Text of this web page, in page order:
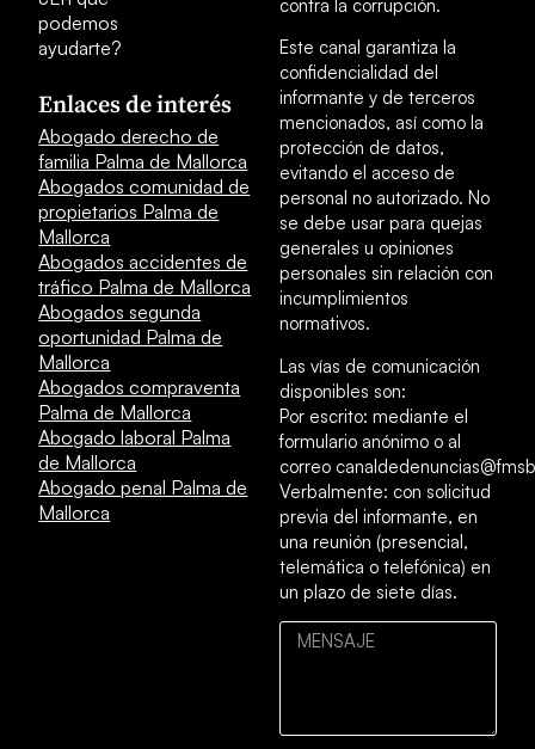
podemos
ayudarte?
Enlaces de interés
Abogado derecho de
familia Palma de Mallorca
Abogados comunidad de
propietarios Palma de
Mallorca
Abogados accidentes de
tráfico Palma de Mallorca
Abogados segunda
oportunidad Palma de
Mallorca
Abogados compraventa
Palma de Mallorca
Abogado laboral Palma
de Mallorca
Abogado penal Palma de
Mallorca
contra la corrupción.
Este canal garantiza la
confidencialidad del
informante y de terceros
mencionados, así como la
protección de datos,
evitando el acceso de
personal no autorizado. No
se debe usar para quejas
generales u opiniones
personales sin relación con
incumplimientos
normativos.
Las vías de comunicación
disponibles son:
Por escrito: mediante el
formulario anónimo o al
correo
Verbalmente: con solicitud
previa del informante, en
una reunión (presencial,
telemática o telefónica) en
un plazo de siete días.